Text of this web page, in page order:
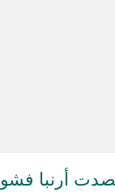
أرنبا